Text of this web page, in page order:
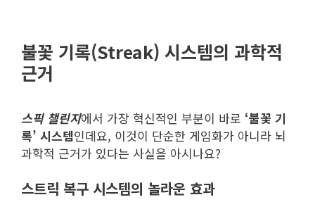
불꽃 기록(Streak) 시스템의 과학적
근거
스픽 챌린지에서 가장 혁신적인 부분이 바로 ‘불꽃 기
록’ 시스템인데요, 이것이 단순한 게임화가 아니라 뇌
과학적 근거가 있다는 사실을 아시나요?
스트릭 복구 시스템의 놀라운 효과